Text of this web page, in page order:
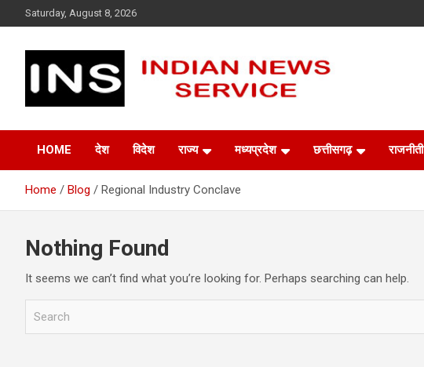
to
Saturday, August 8, 2026
Indian News Service
HOME देश विदेश राज्य मध्यप्रदेश छत्तीसगढ़ राजनीती
Home Blog Regional Industry Conclave
Nothing Found
It seems we can’t find what you’re looking for. Perhaps searching can help.